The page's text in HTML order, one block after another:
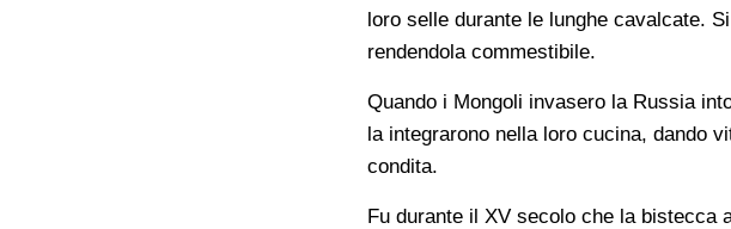
loro selle durante le lunghe cavalcate.
rendendola commestibile.
Quando i Mongoli invasero la Russia
la integrarono nella loro cucina, dando
condita.
Fu durante il XV secolo che la bistecca